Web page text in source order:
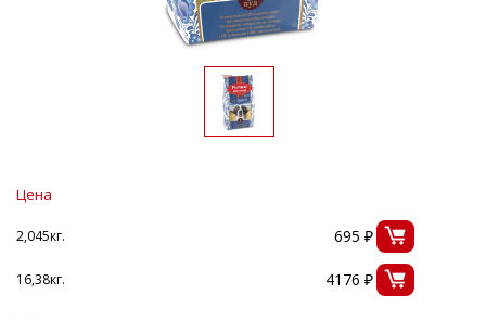
Цена
2,045кг. 695 ₽
16,38кг. 4176 ₽